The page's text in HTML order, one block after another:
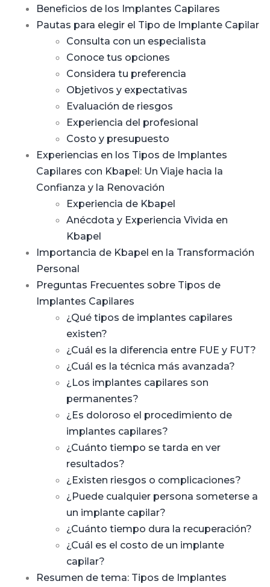
Beneficios de los Implantes Capilares
Pautas para elegir el Tipo de Implante Capilar
Consulta con un especialista
Conoce tus opciones
Considera tu preferencia
Objetivos y expectativas
Evaluación de riesgos
Experiencia del profesional
Costo y presupuesto
Experiencias en los Tipos de Implantes
Capilares con Kbapel: Un Viaje hacia la
Confianza y la Renovación
Experiencia de Kbapel
Anécdota y Experiencia Vivida en
Kbapel
Importancia de Kbapel en la Transformación
Personal
Preguntas Frecuentes sobre Tipos de
Implantes Capilares
¿Qué tipos de implantes capilares
existen?
¿Cuál es la diferencia entre FUE y FUT?
¿Cuál es la técnica más avanzada?
¿Los implantes capilares son
permanentes?
¿Es doloroso el procedimiento de
implantes capilares?
¿Cuánto tiempo se tarda en ver
resultados?
¿Existen riesgos o complicaciones?
¿Puede cualquier persona someterse a
un implante capilar?
¿Cuánto tiempo dura la recuperación?
¿Cuál es el costo de un implante
capilar?
Resumen de tema: Tipos de Implantes